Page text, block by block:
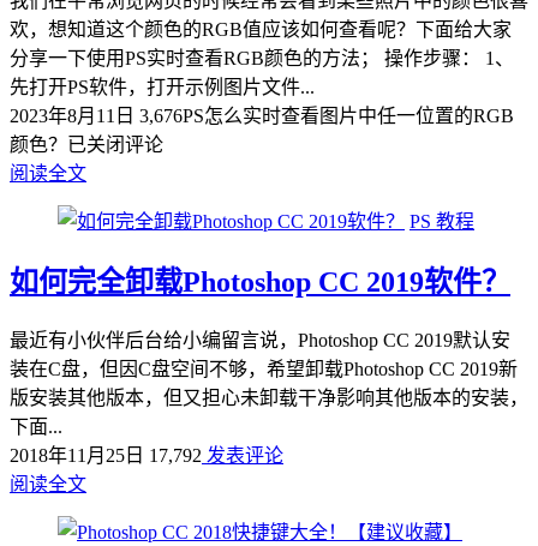
欢，想知道这个颜色的RGB值应该如何查看呢？下面给大家
分享一下使用PS实时查看RGB颜色的方法； 操作步骤： 1、
先打开PS软件，打开示例图片文件...
2023年8月11日 3,676PS怎么实时查看图片中任一位置的RGB
颜色？ 已关闭评论
阅读全文
PS 教程
如何完全卸载Photoshop CC 2019软件？
最近有小伙伴后台给小编留言说，Photoshop CC 2019默认安
装在C盘，但因C盘空间不够，希望卸载Photoshop CC 2019新
版安装其他版本，但又担心未卸载干净影响其他版本的安装，
下面...
2018年11月25日 17,792 发表评论
阅读全文